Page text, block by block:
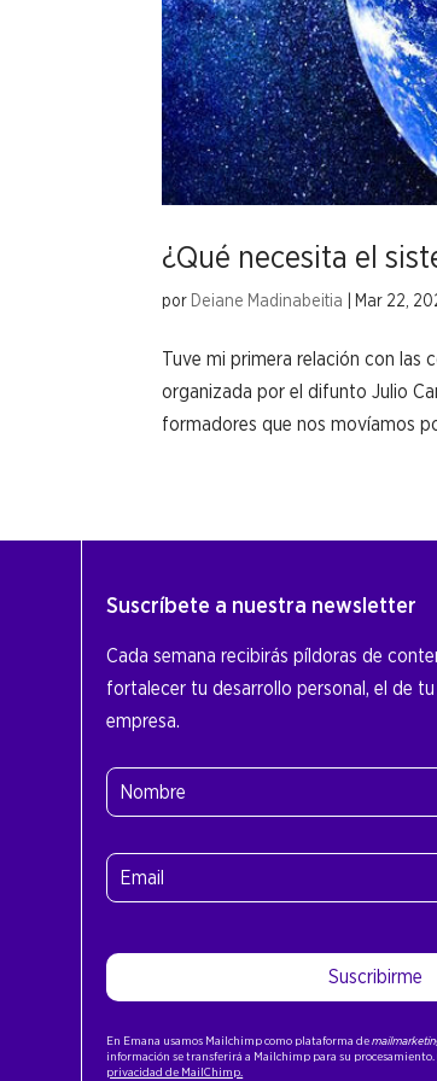
¿Qué necesita el
por Deiane Madinabeitia Mar 22,
Tuve mi primera relación con las
organizada por el difunto Julio
formadores que nos movíamos
Suscríbete a nuestra newsletter
Cada semana recibirás píldoras de
fortalecer tu desarrollo personal, el de
empresa.
Nombre
(Obligatorio)
Nombre
Email
(Obligatorio)
Suscribirme
En Emana usamos Mailchimp como plataforma de
información se transferirá a Mailchimp para su procesamiento.
privacidad de MailChimp.